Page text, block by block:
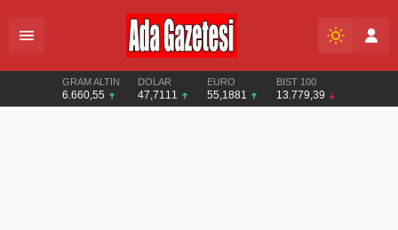
GRAM ALTIN
6.660,55
DOLAR
47,7111
EURO
55,1881
BIST 100
13.779,39